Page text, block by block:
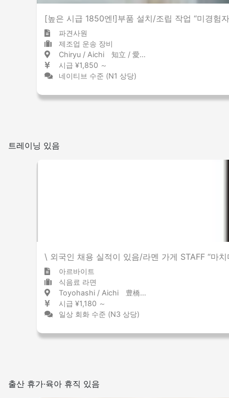
[높은 시급 1850엔!]부품 설치/조립 작업 “미경험
파견사원
제조업 운송 장비
Chiryu / Aichi 知立 / 愛知県
시급 ¥1,850 ～
네이티브 수준 (N1 상당)
트레이닝 있음
\ 외국인 채용 실적이 있음/라멘 가게 STAFF “마
아르바이트
식음료 라면
Toyohashi / Aichi 豊橋 / 愛知県
시급 ¥1,180 ～
일상 회화 수준 (N3 상당)
출산 휴가·육아 휴직 있음